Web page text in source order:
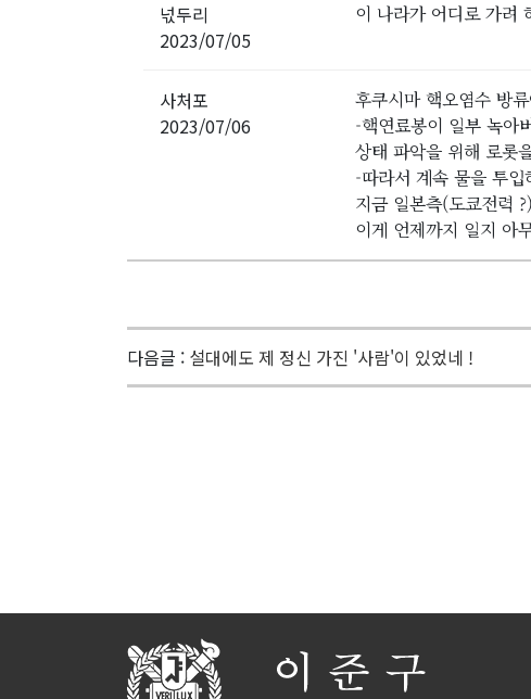
넋두리
2023/07/05
이 나라가 어디로 가
사처포
2023/07/06
후쿠시마 핵오염수 방
-핵연료봉이 일부 녹아
상태 파악을 위해 로롯
-따라서 계속 물을 투
지금 일본측(도쿄전력
이게 언제까지 일지 아
다음글 : 설대에도 제 정신 가진 '사람'이 있었네 !